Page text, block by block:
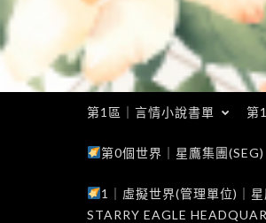
第1區｜言情小說書單 第
第0個世界｜星鷹集團
1｜虛擬世界(管理單位)｜
STARRY EAGLE